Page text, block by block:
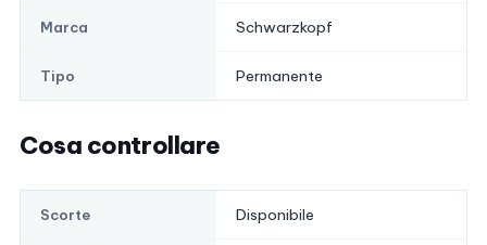
Marca Schwarzkopf
Tipo Permanente
Cosa controllare
Scorte Disponibile